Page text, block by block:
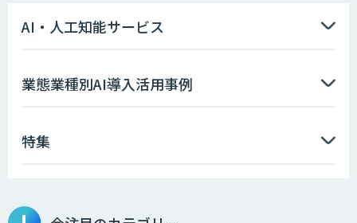
AI・人工知能サービス
業態業種別AI導入活用事例
特集